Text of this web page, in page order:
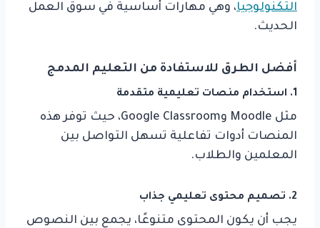
التكنولوجيا، وهي مهارات أساسية في سوق العمل
الحديث.
أفضل الطرق للاستفادة من التعليم المدمج
1. استخدام منصات تعليمية متقدمة
مثل Moodle وGoogle Classroom، حيث توفر هذه
المنصات أدوات تفاعلية تسهل التواصل بين
المعلمين والطلاب.
2. تصميم محتوى تعليمي جذاب
يجب أن يكون المحتوى متنوعًا، يجمع بين النصوص